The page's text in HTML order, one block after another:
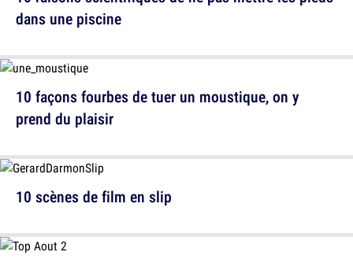
dans une piscine
10 scènes de film en slip
10 façons fourbes de tuer un moustique, on y
prend du plaisir